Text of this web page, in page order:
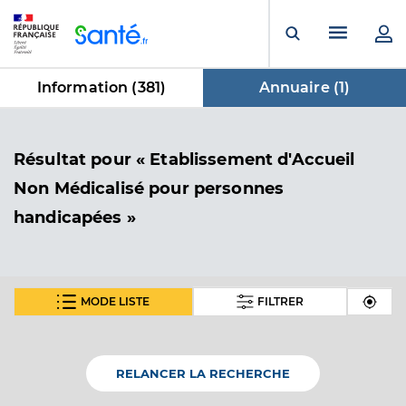
Ouvrir laMenu
Information (381) Annuaire (1)
Résultat dans Annuaire
pour « Etablissement d'Accueil
Non Médicalisé pour personnes
handicapées »
MODE LISTE FILTRER
personnes handicapées
Etablissement de soins
RELANCER LA RECHERCHE